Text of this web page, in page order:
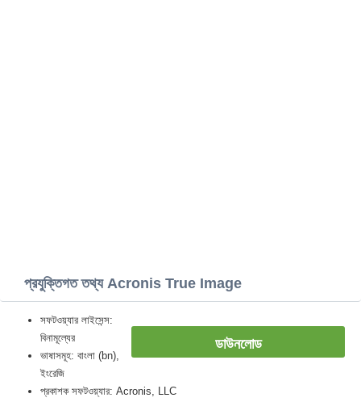
প্রযুক্তিগত তথ্য Acronis True Image
ডাউনলোড
সফটওয়্যার লাইসেন্স:
বিনামূল্যের
ভাষাসমূহ: বাংলা (bn),
ইংরেজি
প্রকাশক সফটওয়্যার: Acronis, LLC